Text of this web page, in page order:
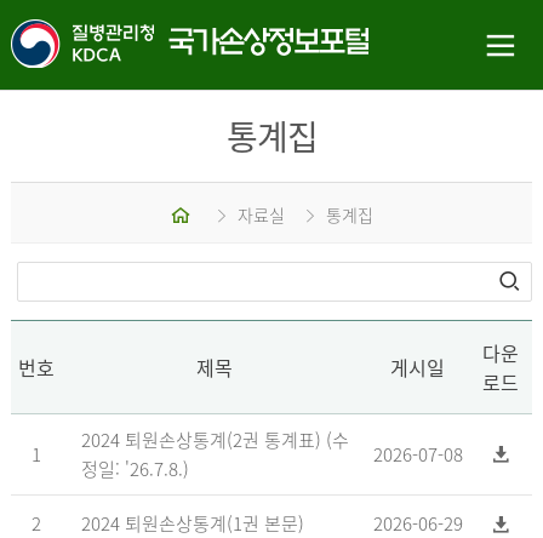
통계집
홈 자료실 통계집
번호 제목 게시일
다운
로드
1
2024 퇴원손상통계(2권 통계표) (수
정일: '26.7.8.)
2026-07-08
2 2024 퇴원손상통계(1권 본문) 2026-06-29